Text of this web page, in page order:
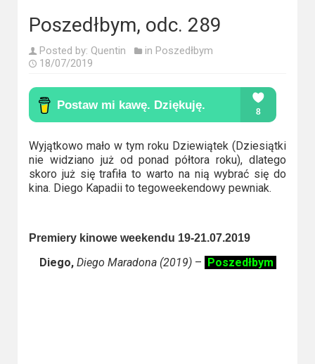
polskie
Komedie
Korea
Południowa
Filmy
oparte
na
faktach
Thrillery
Streaming
Poszedłbym, odc. 289
Posted by: Quentin in Poszedłbym
18/07/2019
Wyjątkowo mało w tym roku Dziewiątek (Dziesiątki
nie widziano już od ponad półtora roku), dlatego
skoro już się trafiła to warto na nią wybrać się do
kina. Diego Kapadii to tegoweekendowy pewniak.
Premiery kinowe weekendu 19-21.07.2019
Diego, Diego Maradona (2019)– Poszedłbym